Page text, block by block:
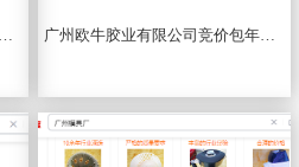
用电器洗地机耗材、手持式拖洗机滚刷、扫地机器人滚刷、扫地机器人边刷、洗地机滚刷，7*24小时，全国，双端... 广州欧牛胶业有限公司竞价包年推广关键词：无硅密封胶，赠送关键词：无硅玻璃胶，无硅密封胶厂家，7*24小时，全国，双端...